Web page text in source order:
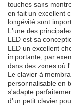
touches sans
en fait un excellent
longévité sont
L'une des
LED est sa
LED un excellent
importante, par
dans des zones où
Le clavier à
personnalisable en
s'adapte
d'un petit clavier